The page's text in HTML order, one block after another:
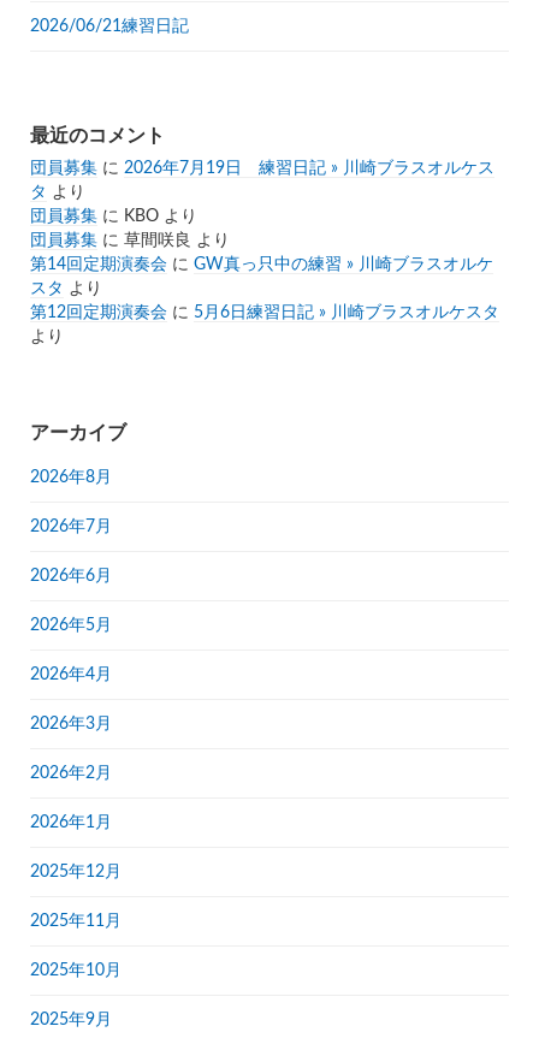
2026/06/21練習日記
最近のコメント
団員募集 に 2026年7月19日 練習日記 » 川崎ブラスオルケス
タ より
団員募集 に KBO より
団員募集 に 草間咲良 より
第14回定期演奏会 に GW真っ只中の練習 » 川崎ブラスオルケ
スタ より
第12回定期演奏会 に 5月6日練習日記 » 川崎ブラスオルケスタ
より
アーカイブ
2026年8月
2026年7月
2026年6月
2026年5月
2026年4月
2026年3月
2026年2月
2026年1月
2025年12月
2025年11月
2025年10月
2025年9月